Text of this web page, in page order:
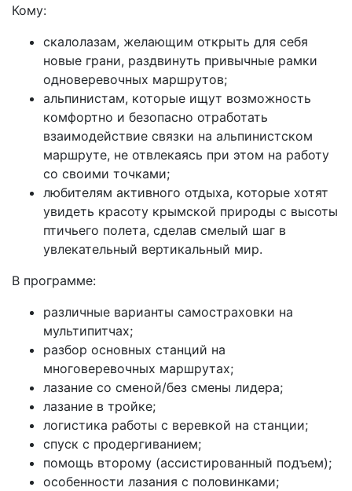
Кому:
скалолазам, желающим открыть для себя
новые грани, раздвинуть привычные рамки
одноверевочных маршрутов;
альпинистам, которые ищут возможность
комфортно и безопасно отработать
взаимодействие связки на альпинистском
маршруте, не отвлекаясь при этом на работу
со своими точками;
любителям активного отдыха, которые хотят
увидеть красоту крымской природы с высоты
птичьего полета, сделав смелый шаг в
увлекательный вертикальный мир.
В программе:
различные варианты самостраховки на
мультипитчах;
разбор основных станций на
многоверевочных маршрутах;
лазание со сменой/без смены лидера;
лазание в тройке;
логистика работы с веревкой на станции;
спуск с продергиванием;
помощь второму (ассистированный подъем);
особенности лазания с половинками;